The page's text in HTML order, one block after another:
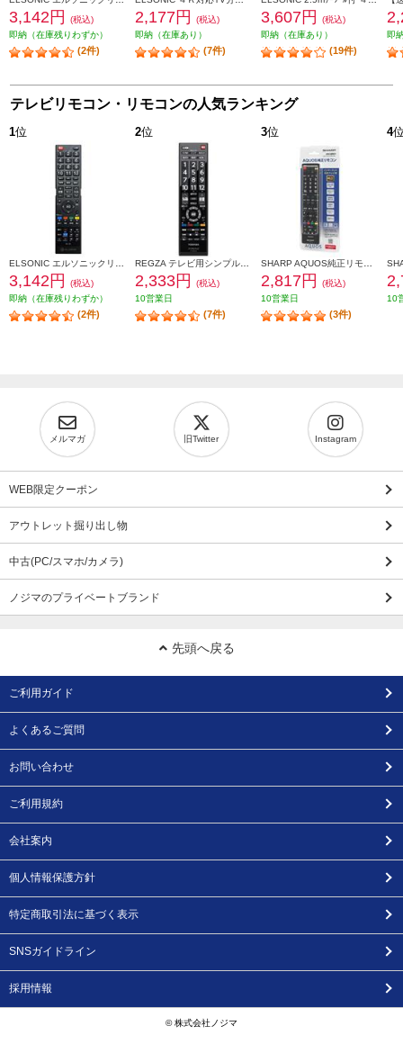
3,142円
(税込)
即納（在庫残りわずか）
(2件)
2,177円
(税込)
即納（在庫あり）
(7件)
3,607円
(税込)
即納（在庫あり）
(19件)
即
テレビリモコン・リモコンの人気ランキング
1位
3,142円
(税込)
即納（在庫残りわずか）
(2件)
2位
2,333円
(税込)
10営業日
(7件)
3位
2,817円
(税込)
10営業日
(3件)
4
10
メルマガ 旧Twitter Instagram
WEB限定クーポン
アウトレット掘り出し物
中古(PC/スマホ/カメラ)
ノジマのプライベートブランド
先頭へ戻る
ご利用ガイド
よくあるご質問
お問い合わせ
ご利用規約
会社案内
個人情報保護方針
特定商取引法に基づく表示
SNSガイドライン
採用情報
© 株式会社ノジマ